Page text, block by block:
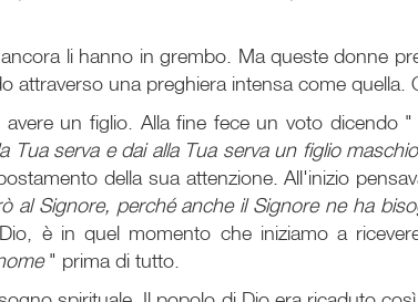
li hanno in grembo. Ma queste donne
una preghiera intensa come quella.
un figlio. Alla fine fece un voto dicendo "
Tua serva e dai alla Tua serva un figlio
della sua attenzione. All'inizio
al Signore, perché anche il Signore ne ha
è in quel momento che iniziamo a
" prima di tutto.